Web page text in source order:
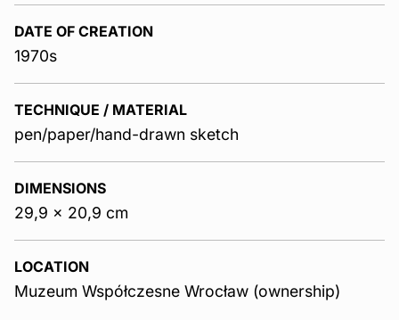
DATE OF CREATION
1970s
TECHNIQUE / MATERIAL
pen/paper/hand-drawn sketch
DIMENSIONS
29,9 x 20,9 cm
LOCATION
Muzeum Współczesne Wrocław (ownership)